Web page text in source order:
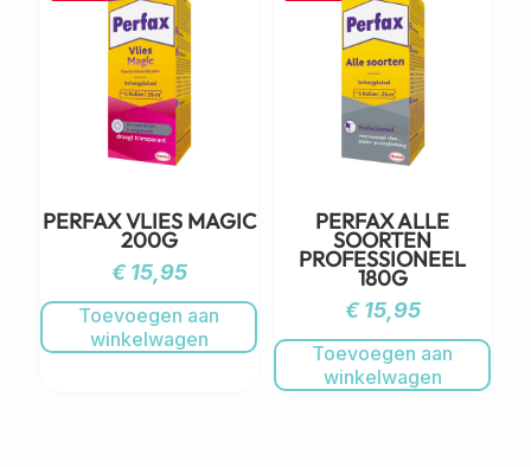
PERFAX VLIES MAGIC
200G
€15,95
Toevoegen aan
winkelwagen
PERFAX ALLE
SOORTEN
PROFESSIONEEL
180G
€15,95
Toevoegen aan
winkelwagen